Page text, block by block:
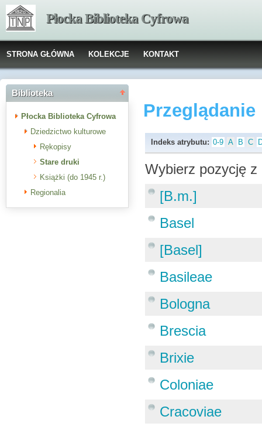
Płocka Biblioteka Cyfrowa
STRONA GŁÓWNA KOLEKCJE KONTAKT
Biblioteka
Płocka Biblioteka Cyfrowa
Dziedzictwo kulturowe
Rękopisy
Stare druki
Książki (do 1945 r.)
Regionalia
Indeks atrybutu: 0-9 A B C
Wybierz pozycję
[B.m.]
Basel
[Basel]
Basileae
Bologna
Brescia
Brixie
Coloniae
Cracoviae